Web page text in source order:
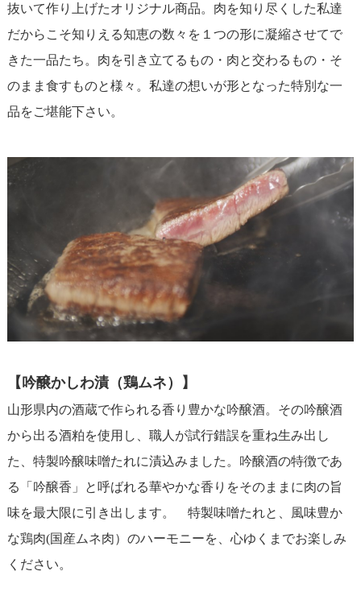
抜いて作り上げたオリジナル商品。肉を知り尽くした私達
だからこそ知りえる知恵の数々を１つの形に凝縮させてで
きた一品たち。肉を引き立てるもの・肉と交わるもの・そ
のまま食すものと様々。私達の想いが形となった特別な一
品をご堪能下さい。
【吟醸かしわ漬（鶏ムネ）】
山形県内の酒蔵で作られる香り豊かな吟醸酒。その吟醸酒
から出る酒粕を使用し、職人が試行錯誤を重ね生み出し
た、特製吟醸味噌たれに漬込みました。吟醸酒の特徴であ
る「吟醸香」と呼ばれる華やかな香りをそのままに肉の旨
味を最大限に引き出します。 特製味噌たれと、風味豊か
な鶏肉(国産ムネ肉）のハーモニーを、心ゆくまでお楽しみ
ください。